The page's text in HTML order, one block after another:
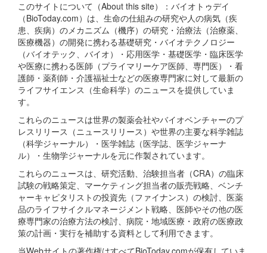
このサイトについて（About this site）：バイオトゥデイ
（BioToday.com）は、生命の仕組みの研究や人の病気（疾
患、疾病）のメカニズム（機序）の研究・治療法（治療薬、
医療機器）の開発に携わる基礎研究・バイオテクノロジー
（バイオテック、バイオ）・応用医学・基礎医学・臨床医学
や医療に携わる医師（プライマリーケア医師、専門医）・看
護師・薬剤師・介護福祉士などの医療専門家に対して最新の
ライフサイエンス（生命科学）のニュースを提供していま
す。
これらのニュースは世界の製薬会社やバイオベンチャーのプ
レスリリース（ニュースリリース）や世界の主要な科学雑誌
（科学ジャーナル）・医学雑誌（医学誌、医学ジャーナ
ル）・生物学ジャーナルを元に作製されています。
これらのニュースは、研究活動、治験担当者（CRA）の臨床
試験の戦略策定、マーケティング担当者の販売戦略、ベンチ
ャーキャピタリストの投資先（ファイナンス）の検討、医薬
品のライフサイクルマネージメント戦略、医師やその他の医
療専門家の治療方法の検討、病院・地域医療・政府の医療政
策の計画・実行を補助する資料として利用できます。